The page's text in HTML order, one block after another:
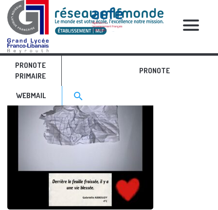
PRONOTE
PRIMAIRE
PRONOTE
WEBMAIL Search for:>
search
RELATIVE POSTS